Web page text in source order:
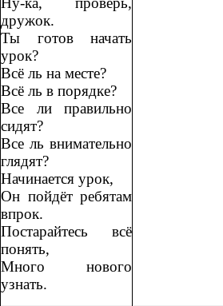
дружок.
Ты готов начать
урок?
Всё ль на месте?
Всё ль в порядке?
Все ли правильно
сидят?
Все ль внимательно
глядят?
Начинается урок,
Он пойдёт ребятам
впрок.
Постарайтесь всё
понять,
Много нового
узнать.